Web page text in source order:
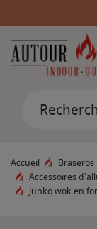
Accueil Braseros
Accessoires
Junko wok en